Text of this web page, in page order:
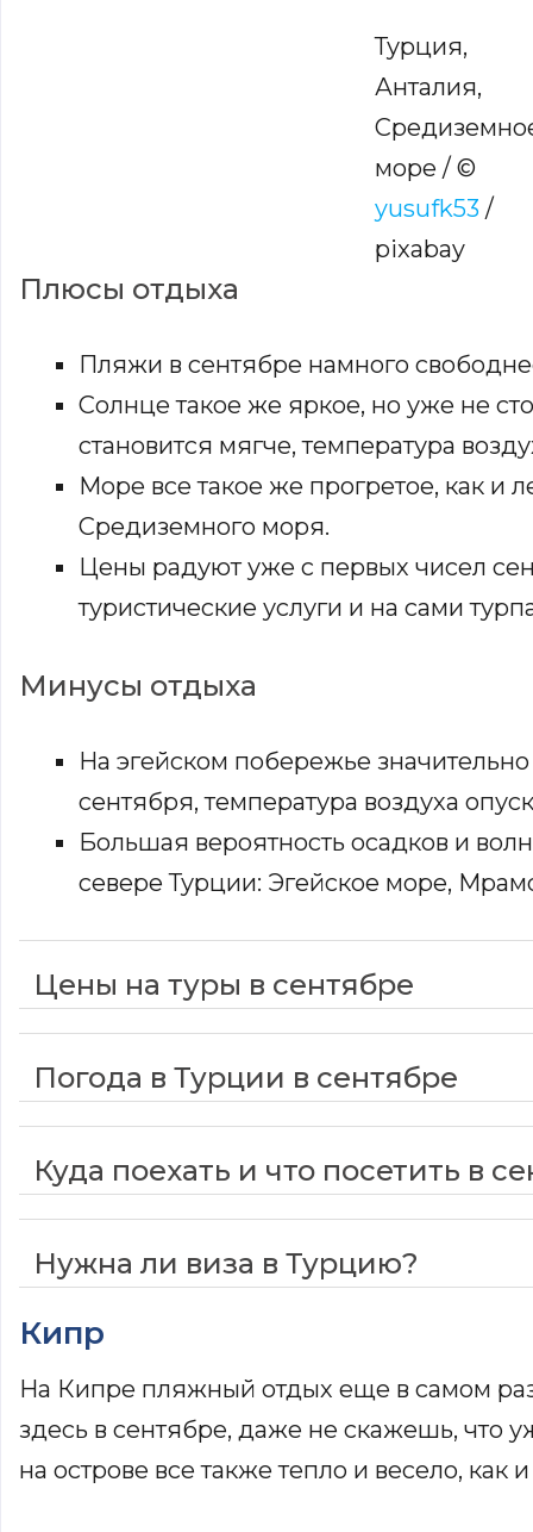
Турция,
Анталия,
море / ©
yusufk53 /
pixabay
Плюсы отдыха
Пляжи в сентябре намного
Солнце такое же яркое, но уже не
становится мягче, температура
Море все такое же прогретое, как и
Средиземного моря.
Цены радуют уже с первых чисел
туристические услуги и на сами
Минусы отдыха
На эгейском побережье
сентября, температура воздуха
Большая вероятность осадков и
севере Турции: Эгейское море,
Цены на туры в сентябре
Погода в Турции в сентябре
Куда поехать и что посетить в
Нужна ли виза в Турцию?
Кипр
На Кипре пляжный отдых еще в самом
здесь в сентябре, даже не скажешь, что
на острове все также тепло и весело, как